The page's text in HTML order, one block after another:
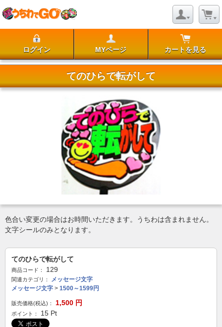
ログイン MYページ カートを見る
てのひらで転がして
色合い変更の場合はお時間いただきます。うちわは含まれません。
文字シールのみとなります。
てのひらで転がして
商品コード： 129
関連カテゴリ：
メッセージ文字
メッセージ文字 > 1500～1599円
販売価格(税込)： 1,500 円
ポイント： 15 Pt